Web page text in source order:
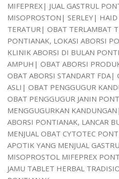
MIFEPREX| JUAL GASTRUL
MISOPROSTON| SERLEY|
TERATUR| OBAT TERLAMBAT
PONTIANAK, LOKASI ABORSI
KLINIK ABORSI DI BULAN
AMPUH| OBAT ABORSI
OBAT ABORSI STANDART FDA|
ASLI| OBAT PENGGUGUR
OBAT PENGGUGUR JANIN
MENGGUGURKAN
ABORSI PONTIANAK, LANCAR
MENJUAL OBAT CYTOTEC
APOTIK YANG MENJUAL
MISOPROSTOL MIFEPREX
JAMU TABLET HERBAL